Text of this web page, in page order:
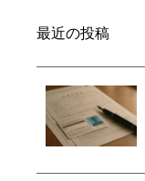
最近の投稿